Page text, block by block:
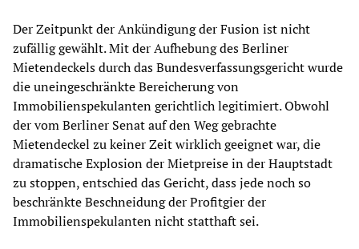
Der Zeitpunkt der Ankündigung der Fusion ist nicht
zufällig gewählt. Mit der Aufhebung des Berliner
Mietendeckels durch das Bundesverfassungsgericht wurde
die uneingeschränkte Bereicherung von
Immobilienspekulanten gerichtlich legitimiert. Obwohl
der vom Berliner Senat auf den Weg gebrachte
Mietendeckel zu keiner Zeit wirklich geeignet war, die
dramatische Explosion der Mietpreise in der Hauptstadt
zu stoppen, entschied das Gericht, dass jede noch so
beschränkte Beschneidung der Profitgier der
Immobilienspekulanten nicht statthaft sei.